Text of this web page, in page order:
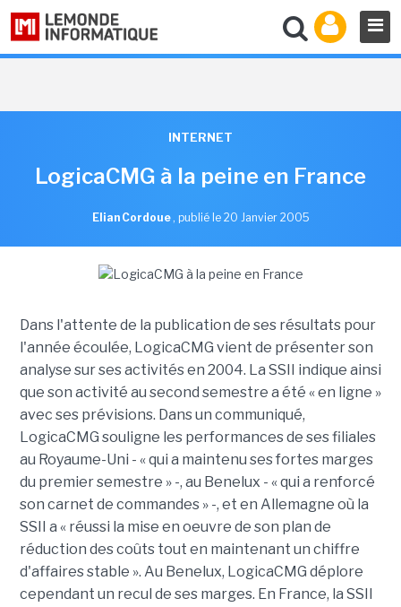
INTERNET
LogicaCMG à la peine en France
Elian Cordoue , publié le 20 Janvier 2005
Dans l'attente de la publication de ses résultats pour
l'année écoulée, LogicaCMG vient de présenter son
analyse sur ses activités en 2004. La SSII indique ainsi
que son activité au second semestre a été « en ligne »
avec ses prévisions. Dans un communiqué,
LogicaCMG souligne les performances de ses filiales
au Royaume-Uni - « qui a maintenu ses fortes marges
du premier semestre » -, au Benelux - « qui a renforcé
son carnet de commandes » -, et en Allemagne où la
SSII a « réussi la mise en oeuvre de son plan de
réduction des coûts tout en maintenant un chiffre
d'affaires stable ». Au Benelux, LogicaCMG déplore
cependant un recul de ses marges. En France, la SSII